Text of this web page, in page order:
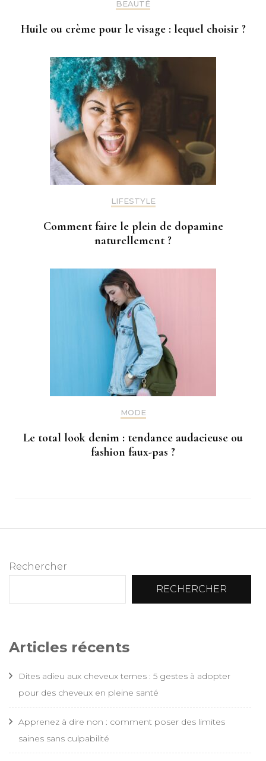
BEAUTÉ
Huile ou crème pour le visage : lequel choisir ?
LIFESTYLE
Comment faire le plein de dopamine
naturellement ?
MODE
Le total look denim : tendance audacieuse ou
fashion faux-pas ?
Rechercher
RECHERCHER
Articles récents
Dites adieu aux cheveux ternes : 5 gestes à adopter
pour des cheveux en pleine santé
Apprenez à dire non : comment poser des limites
saines sans culpabilité